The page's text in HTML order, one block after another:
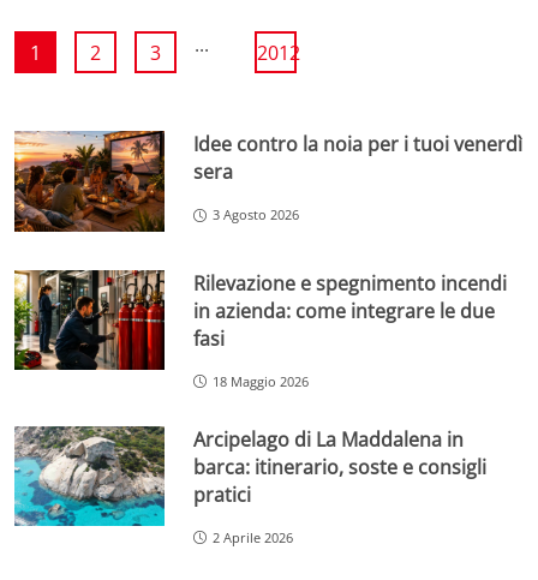
1 2 3 ... 2012
Idee contro la noia per i tuoi venerdì
sera
3 Agosto 2026
Rilevazione e spegnimento incendi
in azienda: come integrare le due
fasi
18 Maggio 2026
Arcipelago di La Maddalena in
barca: itinerario, soste e consigli
pratici
2 Aprile 2026